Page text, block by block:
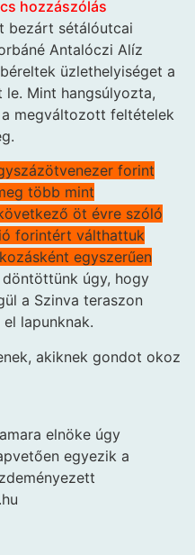
hozzászólás
bezárt sétálóutcai
Antalóczi Alíz
üzlethelyiséget a
le. Mint hangsúlyozta,
megváltozott feltételek
forint
több mint
öt évre szóló
forintért válthattuk
egyszerűen
úgy, hogy
a Szinva teraszon
lapunknak.
akiknek gondot okoz
elnöke úgy
egyezik a